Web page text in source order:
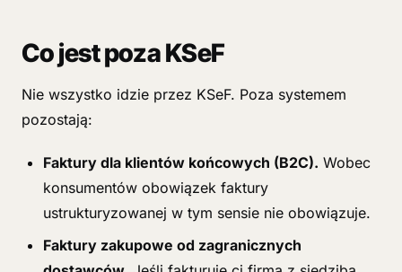
Co jest poza KSeF
Nie wszystko idzie przez KSeF. Poza systemem
pozostają:
Faktury dla klientów końcowych (B2C). Wobec
konsumentów obowiązek faktury
ustrukturyzowanej w tym sensie nie obowiązuje.
Faktury zakupowe od zagranicznych